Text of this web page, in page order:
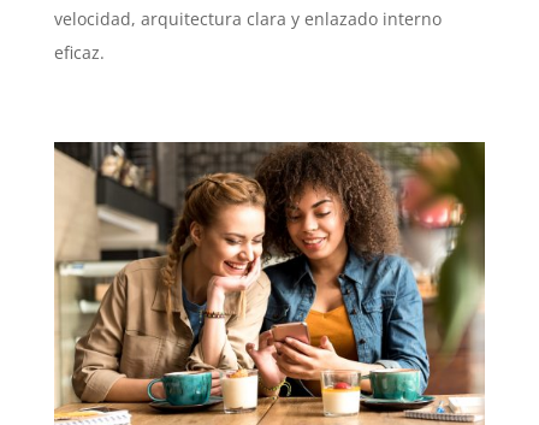
velocidad, arquitectura clara y enlazado interno
eficaz.